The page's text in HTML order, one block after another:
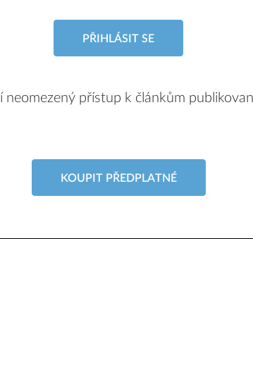
PŘIHLÁSIT SE
neomezený přístup k článkům
KOUPIT PŘEDPLATNÉ